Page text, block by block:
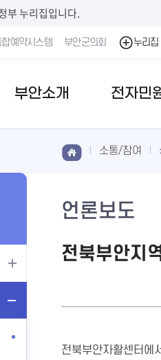
부 누리집입니다.
합예약시스템 부안군의회 누리집
부안소개 전자민
소통/참여
언론보도
전북부안지
전북부안자활센터